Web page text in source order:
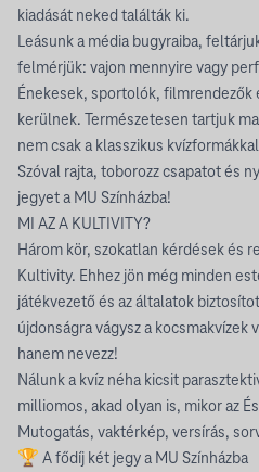
kiadását neked találták ki.
Leásunk a média bugyraiba,
felmérjük: vajon mennyire vagy
Énekesek, sportolók, filmrendezők
kerülnek. Természetesen tartjuk
nem csak a klasszikus
Szóval rajta, toborozz csapatot és
jegyet a MU Színházba!
MI AZ A KULTIVITY?
Három kör, szokatlan kérdések és
Kultivity. Ehhez jön még minden
játékvezető és az általatok
újdonságra vágysz a kocsmakvízek
hanem nevezz!
Nálunk a kvíz néha kicsit
milliomos, akad olyan is, mikor az
Mutogatás, vaktérkép, versírás,
🏆 A fődíj két jegy a MU Színházba